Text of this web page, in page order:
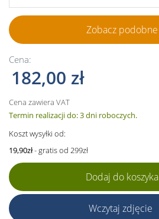
Zobacz podobne
Cena:
182,00 zł
Cena zawiera VAT
Termin realizacji do: 3 dni roboczych.
Koszt wysyłki od:
19,90zł- gratis od 299zł
Dodaj do koszyka
Wczytaj zdjęcie